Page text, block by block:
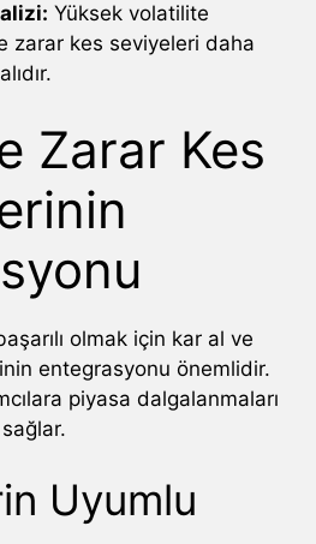
Yüksek volatilite
zarar kes seviyeleri daha
Zarar Kes
olmak için kar al ve
entegrasyonu önemlidir.
piyasa dalgalanmaları
Uyumlu